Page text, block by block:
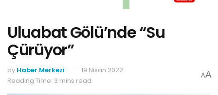
Uluabat Gölü’nde “Su
Çürüyor”
by Haber Merkezi
19 Nisan 2022
Reading Time: 3 mins read
AA